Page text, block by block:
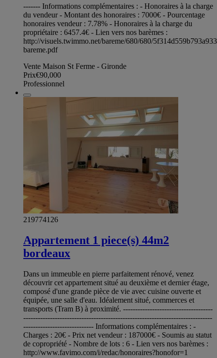
------- Informations complémentaires : - Honoraires à la charge
du vendeur - Montant des honoraires : 7000€ - Pourcentage
honoraires vendeur : 7.78% - Honoraires à la charge du
propriétaire : 6457.4€ - Lien vers nos barèmes :
http://visuels.twimmo.net/bareme/680/680/
bareme.pdf
Vente Maison St Ferme - Gironde
Prix€90,000
Professionnel
219774126
Appartement 1 piece(s) 44m2
bordeaux
Dans un immeuble en pierre parfaitement rénové, venez
découvrir cet appartement situé au deuxième et dernier étage,
composé d'une grande pièce de vie avec cuisine ouverte et
équipée, une salle d'eau. Idéalement situé, commerces et
transports (Tram B) à proximité. -------------------------------------
------------------------------------------------------------------------------
----------------------------- Informations complémentaires : -
Charges : 20€ - Prix net vendeur : 187000€ - Soumis au statut
de copropriété - Nombre de lots : 6 - Lien vers nos barèmes :
http://www.favimo.com/i/redac/honoraires?honofor=1